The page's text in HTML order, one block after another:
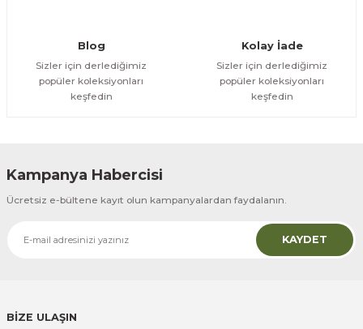
Blog
Sizler için derlediğimiz
popüler koleksiyonları
keşfedin
Kolay İade
Sizler için derlediğimiz
popüler koleksiyonları
keşfedin
Kampanya Habercisi
Ücretsiz e-bültene kayıt olun kampanyalardan faydalanın.
KAYDET
BİZE ULAŞIN